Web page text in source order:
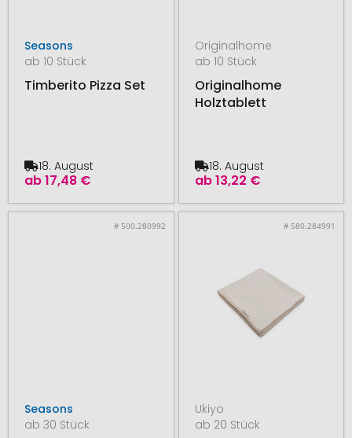
Seasons
ab 10 Stück
Timberito Pizza Set
ab17,48 €
18. August
Originalhome
ab 10 Stück
Originalhome
Holztablett
ab13,22 €
18. August
# 500.280992
Seasons
ab 30 Stück
# 580.284991
Ukiyo
ab 20 Stück